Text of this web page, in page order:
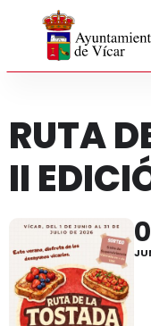
RUTA
II